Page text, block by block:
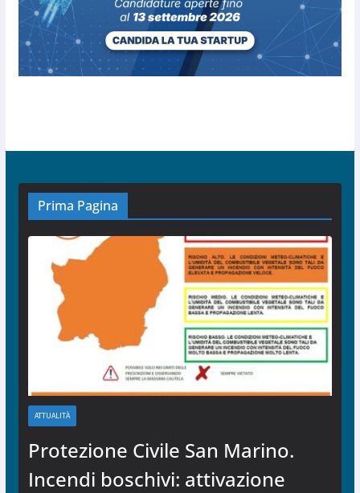
Prima Pagina
ATTUALITÀ
Protezione Civile San Marino.
Incendi boschivi: attivazione